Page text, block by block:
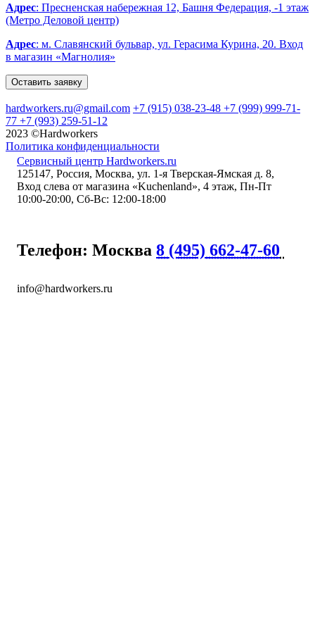
Адрес: Пресненская набережная 12, Башня Федерация, -1 этаж
(Метро Деловой центр)
Адрес: м. Славянский бульвар, ул. Герасима Курина, 20. Вход
в магазин «Магнолия»
Оставить заявку
hardworkers.ru@gmail.com +7 (915) 038-23-48 +7 (999) 999-71-
77 +7 (993) 259-51-12
2023 ©Hardworkers
Политика конфиденциальности
Сервисный центр Hardworkers.ru
125147, Россия, Москва, ул. 1-я Тверская-Ямская д. 8,
Вход слева от магазина «Kuchenland», 4 этаж, Пн-Пт
10:00-20:00, Сб-Вс: 12:00-18:00
Телефон: Москва 8 (495) 662-47-60
info@hardworkers.ru